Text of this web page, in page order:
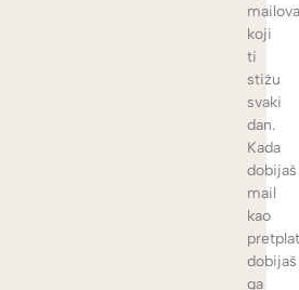
mailova
koji
ti
stižu
svaki
dan.
Kada
dobijaš
mail
kao
dobijaš
ga